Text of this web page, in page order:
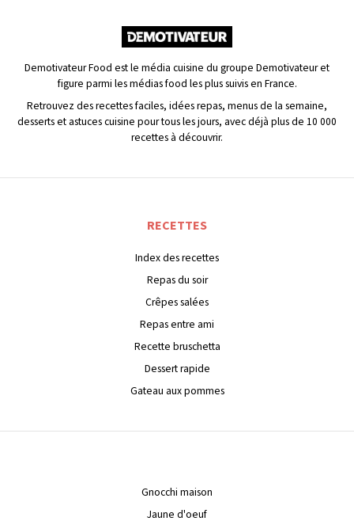
Demotivateur Food est le média cuisine du groupe Demotivateur et
figure parmi les médias food les plus suivis en France.
Retrouvez des recettes faciles, idées repas, menus de la semaine,
desserts et astuces cuisine pour tous les jours, avec déjà plus de 10 000
recettes à découvrir.
RECETTES
Index des recettes
Repas du soir
Crêpes salées
Repas entre ami
Recette bruschetta
Dessert rapide
Gateau aux pommes
Gnocchi maison
Jaune d'oeuf